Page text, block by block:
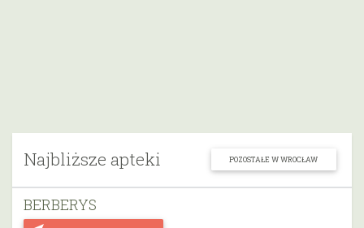
Najbliższe apteki POZOSTAŁE W WROCŁAW
BERBERYS